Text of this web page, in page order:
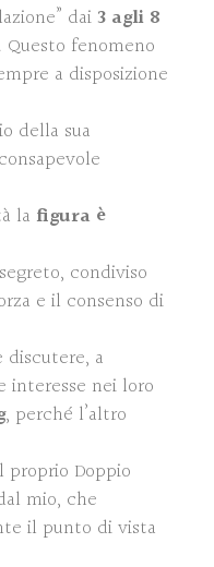
dai 3 agli 8
fenomeno
a disposizione
della sua
la figura è
condiviso
e il consenso di
discutere, a
interesse nei loro
, perché l’altro
Doppio
mio, che
il punto di vista